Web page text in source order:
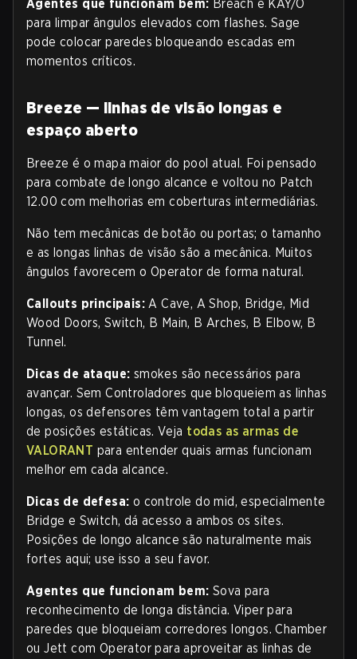
Agentes que funcionam bem: Breach e KAY/O
para limpar ângulos elevados com flashes. Sage
pode colocar paredes bloqueando escadas em
momentos críticos.
Breeze — linhas de visão longas e
espaço aberto
Breeze é o mapa maior do pool atual. Foi pensado
para combate de longo alcance e voltou no Patch
12.00 com melhorias em coberturas intermediárias.
Não tem mecânicas de botão ou portas; o tamanho
e as longas linhas de visão são a mecânica. Muitos
ângulos favorecem o Operator de forma natural.
Callouts principais: A Cave, A Shop, Bridge, Mid
Wood Doors, Switch, B Main, B Arches, B Elbow, B
Tunnel.
Dicas de ataque: smokes são necessários para
avançar. Sem Controladores que bloqueiem as linhas
longas, os defensores têm vantagem total a partir
de posições estáticas. Veja todas as armas de
VALORANT para entender quais armas funcionam
melhor em cada alcance.
Dicas de defesa: o controle do mid, especialmente
Bridge e Switch, dá acesso a ambos os sites.
Posições de longo alcance são naturalmente mais
fortes aqui; use isso a seu favor.
Agentes que funcionam bem: Sova para
reconhecimento de longa distância. Viper para
paredes que bloqueiam corredores longos. Chamber
ou Jett com Operator para aproveitar as linhas de